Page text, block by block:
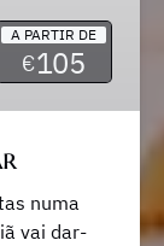
A PARTIR DE
€105
numa
vai dar-